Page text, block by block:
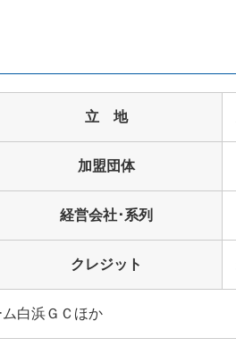
立 地
加盟団体
経営会社･系列
クレジット
白浜ＧＣほか